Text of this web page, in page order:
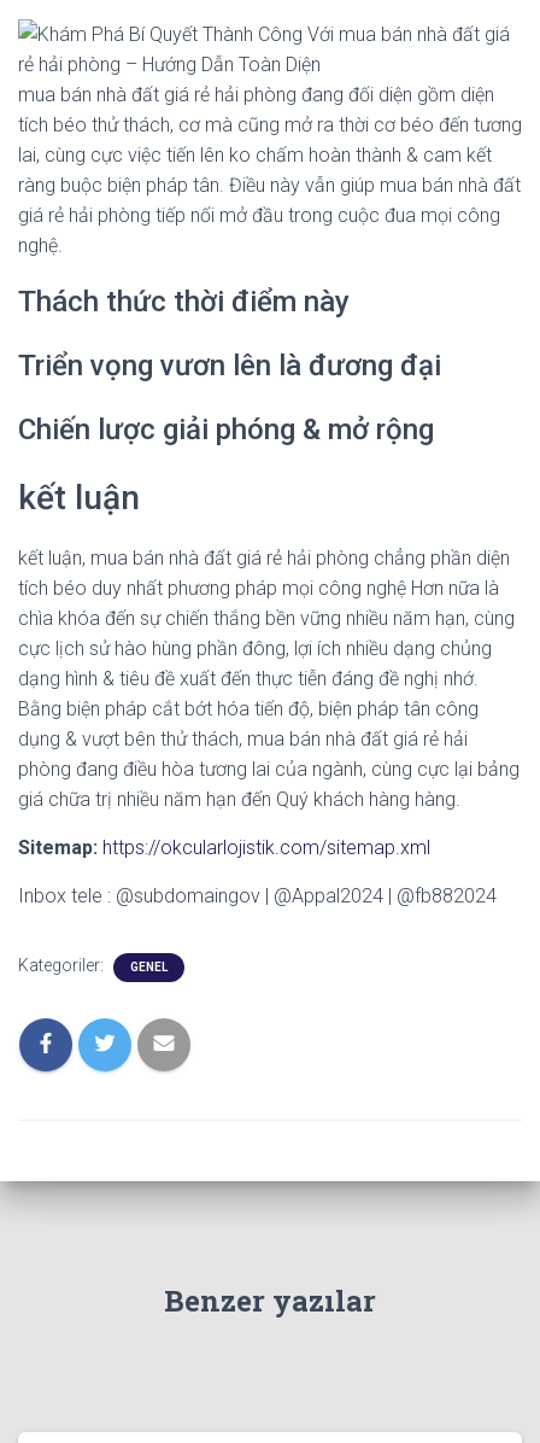
mua bán nhà đất giá rẻ hải phòng đang đối diện gồm diện
tích béo thử thách, cơ mà cũng mở ra thời cơ béo đến tương
lai, cùng cực việc tiến lên ko chấm hoàn thành & cam kết
ràng buộc biện pháp tân. Điều này vẫn giúp mua bán nhà đất
giá rẻ hải phòng tiếp nối mở đầu trong cuộc đua mọi công
nghệ.
Thách thức thời điểm này
Triển vọng vươn lên là đương đại
Chiến lược giải phóng & mở rộng
kết luận
kết luận, mua bán nhà đất giá rẻ hải phòng chẳng phần diện
tích béo duy nhất phương pháp mọi công nghệ Hơn nữa là
chìa khóa đến sự chiến thắng bền vững nhiều năm hạn, cùng
cực lịch sử hào hùng phần đông, lợi ích nhiều dạng chủng
dạng hình & tiêu đề xuất đến thực tiễn đáng đề nghị nhớ.
Bằng biện pháp cắt bớt hóa tiến độ, biện pháp tân công
dụng & vượt bên thử thách, mua bán nhà đất giá rẻ hải
phòng đang điều hòa tương lai của ngành, cùng cực lại bảng
giá chữa trị nhiều năm hạn đến Quý khách hàng hàng.
Sitemap: https://okcularlojistik.com/sitemap.xml
Inbox tele : @subdomaingov | @Appal2024 | @fb882024
Kategoriler: GENEL
Benzer yazılar